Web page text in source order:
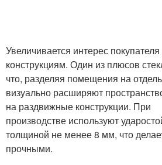
Увеличивается интерес
конструкциям. Один из плюсов
что, разделяя помещения на
визуально расширяют
на раздвижные конструкции. При
производстве используют
толщиной не менее 8 мм, что
прочными.